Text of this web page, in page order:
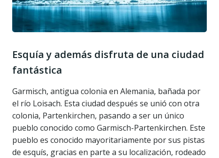
Esquía y además disfruta de una ciudad
fantástica
Garmisch, antigua colonia en Alemania, bañada por
el río Loisach. Esta ciudad después se unió con otra
colonia, Partenkirchen, pasando a ser un único
pueblo conocido como Garmisch-Partenkirchen. Este
pueblo es conocido mayoritariamente por sus pistas
de esquís, gracias en parte a su localización, rodeado